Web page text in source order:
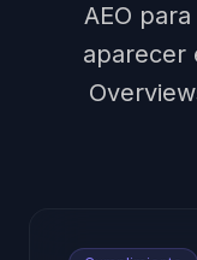
AEO
aparecer